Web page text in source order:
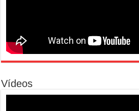
Vídeos